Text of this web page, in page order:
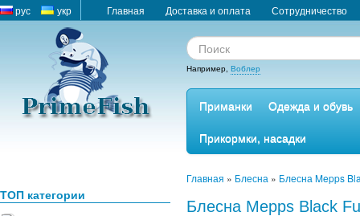
рус укр Главная Доставка и оплата Сотрудничество
Например, Воблер
Приманки
Одежда и обувь
Прикормки, насадки
ТОП категории
Главная » Блесна » Блесна Mepps
Блесна Mepps Black